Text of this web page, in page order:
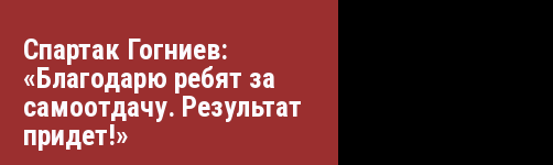
Спартак Гогниев:
«Благодарю ребят за
самоотдачу. Результат
придет!»